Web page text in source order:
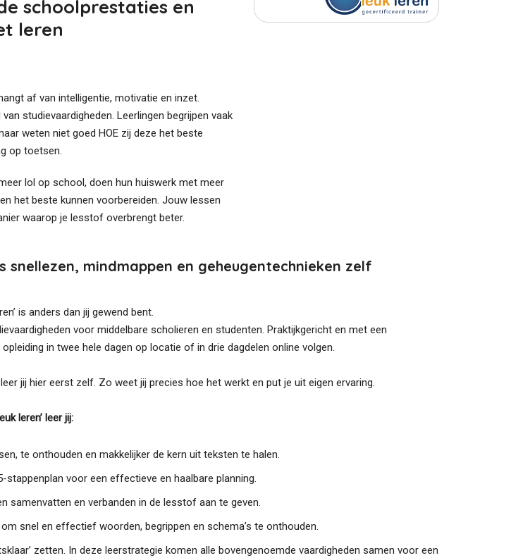
schoolprestaties en
leren
af van intelligentie, motivatie en inzet.
studievaardigheden. Leerlingen begrijpen vaak
weten niet goed HOE zij deze het beste
op toetsen.
lol op school, doen hun huiswerk met meer
het beste kunnen voorbereiden. Jouw lessen
waarop je lesstof overbrengt beter.
snellezen, mindmappen en geheugentechnieken zelf
is anders dan jij gewend bent.
voor middelbare scholieren en studenten. Praktijkgericht en met een
in twee hele dagen op locatie of in drie dagdelen online volgen.
jij hier eerst zelf. Zo weet jij precies hoe het werkt en put je uit eigen ervaring.
leren’ leer jij:
te onthouden en makkelijker de kern uit teksten te halen.
stappenplan voor een effectieve en haalbare planning.
samenvatten en verbanden in de lesstof aan te geven.
snel en effectief woorden, begrippen en schema’s te onthouden.
zetten. In deze leerstrategie komen alle bovengenoemde vaardigheden samen voor een